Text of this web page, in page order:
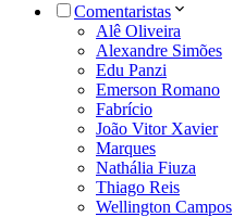
Comentaristas
Alê Oliveira
Alexandre Simões
Edu Panzi
Emerson Romano
Fabrício
João Vitor Xavier
Marques
Nathália Fiuza
Thiago Reis
Wellington Campos